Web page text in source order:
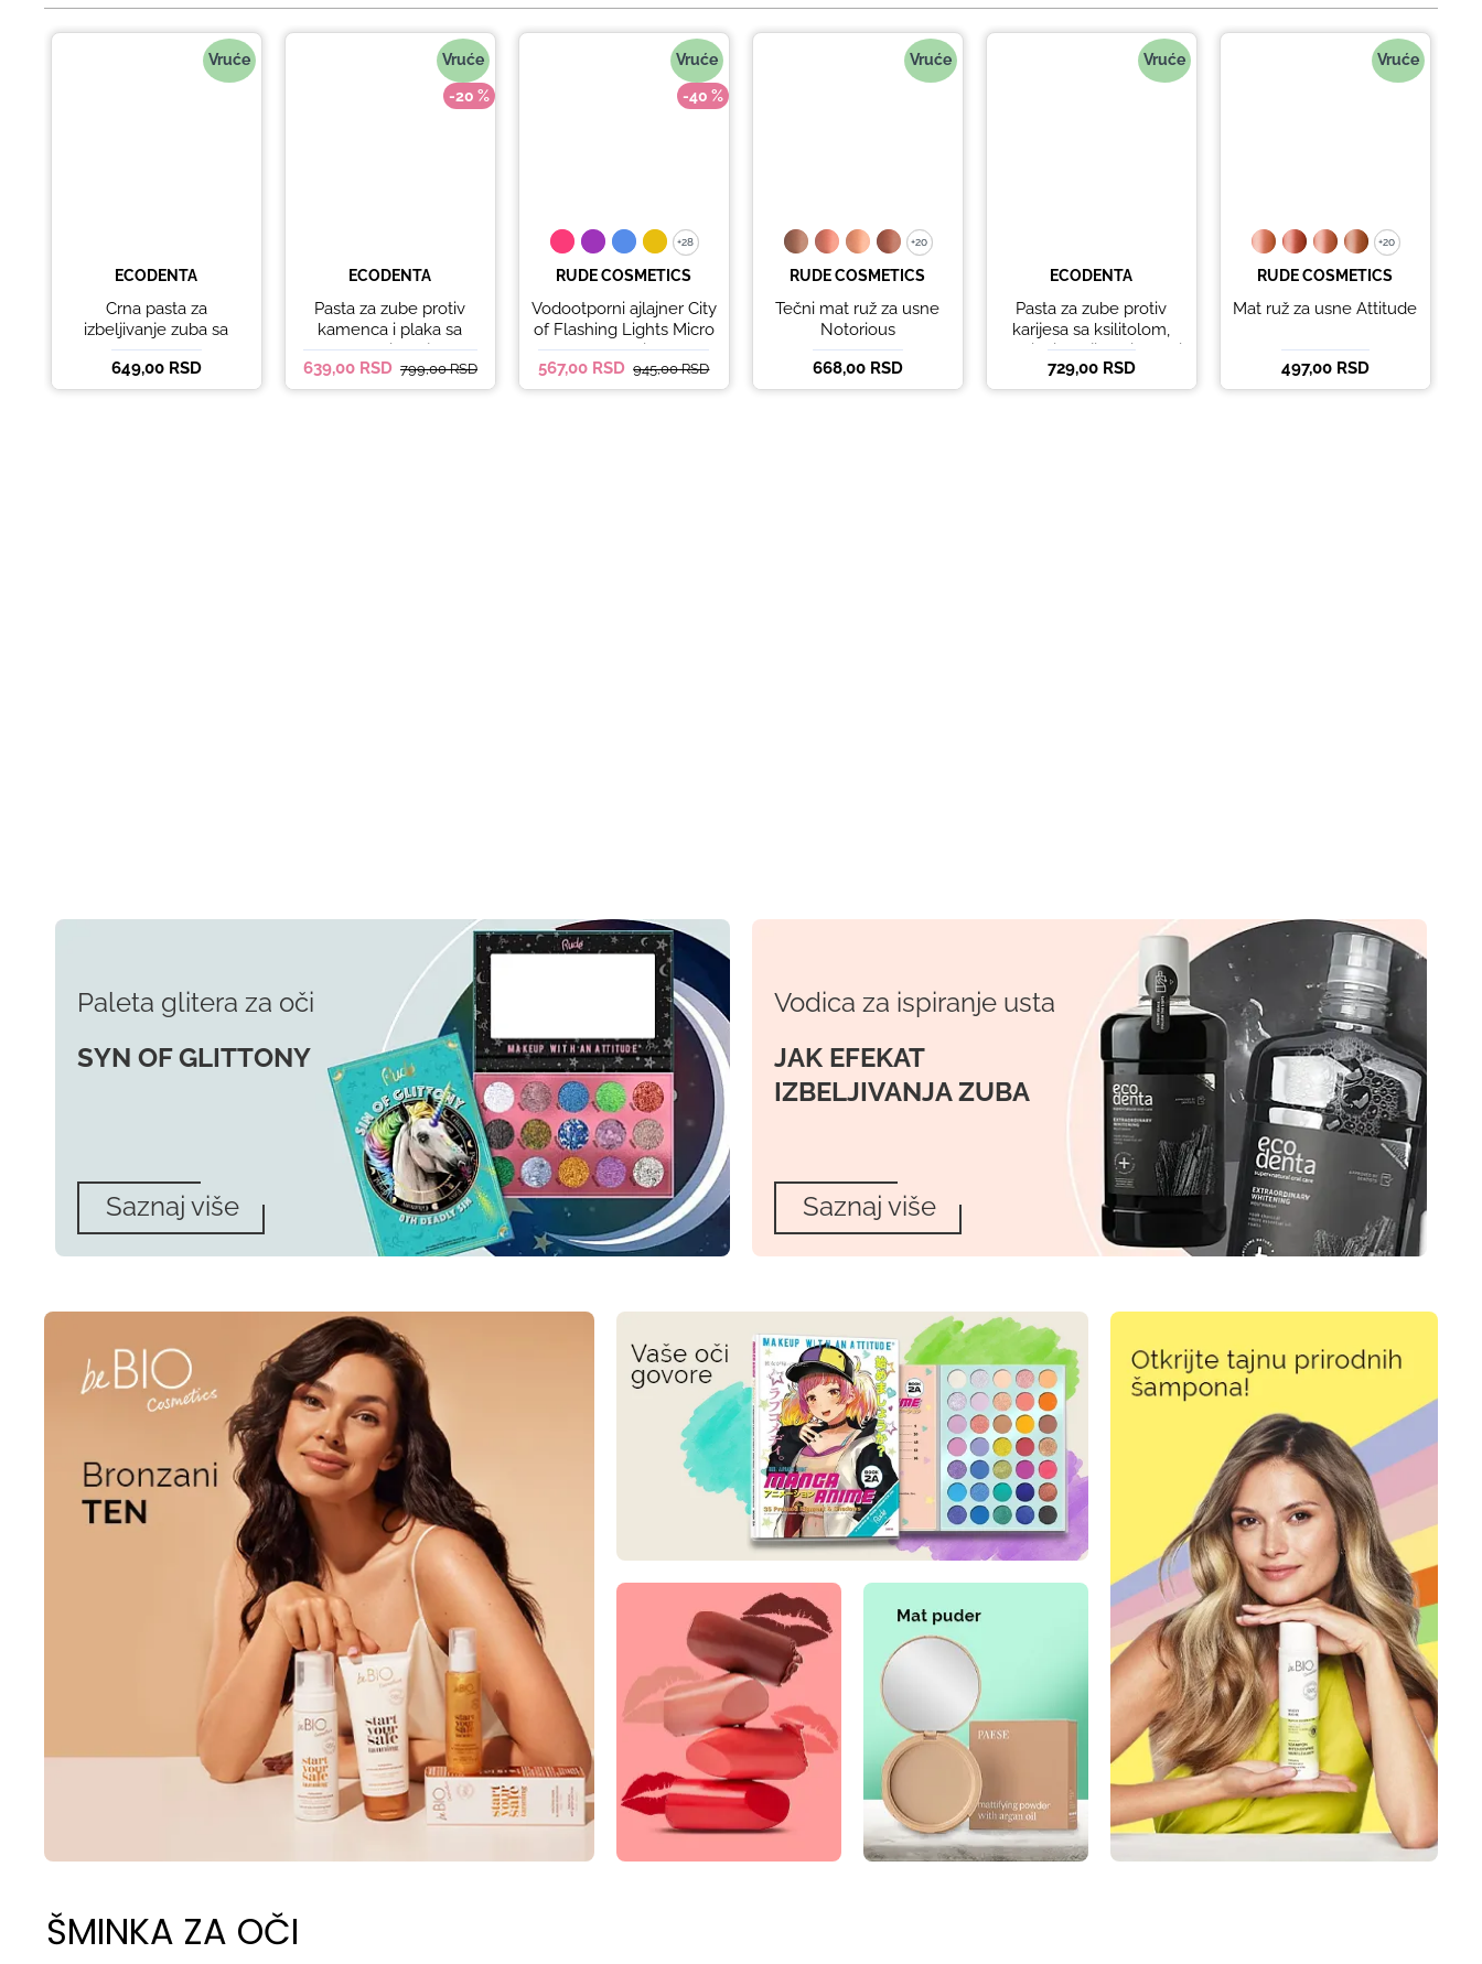
Vruće
ECODENTA
Crna pasta za
izbeljivanje zuba sa
ukusom narandže
Ecodenta 100 ml
649,00 RSD
Vruće
-20 %
ECODENTA
Pasta za zube protiv
kamenca i plaka sa
kokosovim uljem
Ecodenta ORGANIC
ANTI-PLAQUE 75ml
639,00 RSD 799,00 RSD
Vruće
-40 %
+28
+28
RUDE COSMETICS
Vodootporni ajlajner City
of Flashing Lights Micro
Retractable Liner - It's
Lit
567,00 RSD 945,00 RSD
Vruće
+20
+20
RUDE COSMETICS
Tečni mat ruž za usne
Notorious
668,00 RSD
Vruće
ECODENTA
Pasta za zube protiv
karijesa sa ksilitolom,
eteričnim uljima limete i
listova korijandera
Ecodenta 100 ml
729,00 RSD
Vruće
+20
+20
RUDE COSMETICS
Mat ruž za usne Attitude
497,00 RSD
Paleta glitera za oči
SYN OF GLITTONY
Saznaj više
Vodica za ispiranje usta
JAK EFEKAT
IZBELJIVANJA ZUBA
Saznaj više
ŠMINKA ZA OČI